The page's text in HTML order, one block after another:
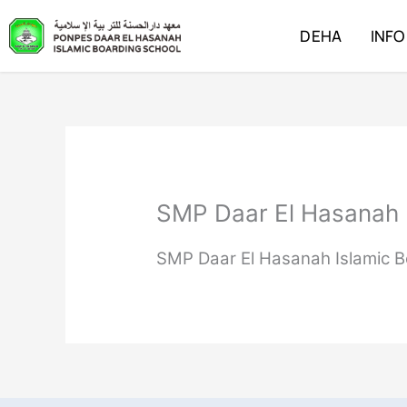
ke
konten
DEHA INFO
SMP Daar El Hasanah
SMP Daar El Hasanah Islamic